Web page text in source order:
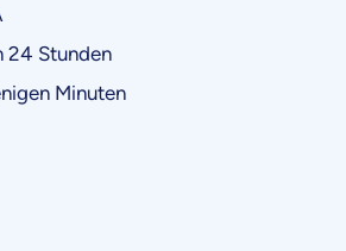
24 Stunden
Minuten